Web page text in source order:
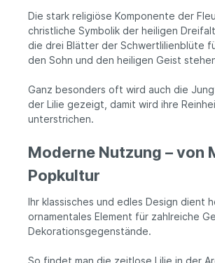
Die stark religiöse Komponente der
christliche Symbolik der heiligen
die drei Blätter der Schwertlilienblüte
den Sohn und den heiligen Geist
Ganz besonders oft wird auch die
der Lilie gezeigt, damit wird ihre
unterstrichen.
Moderne Nutzung – von
Popkultur
Ihr klassisches und edles Design dient
ornamentales Element für zahlreiche
Dekorationsgegenstände.